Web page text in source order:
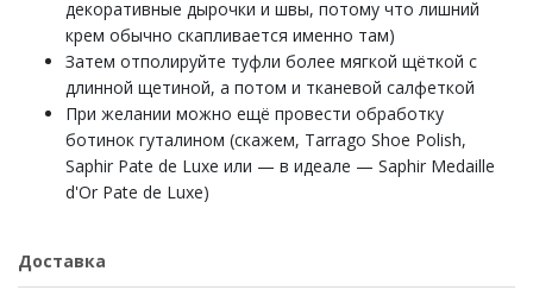
декоративные дырочки и швы, потому что лишний
крем обычно скапливается именно там)
Затем отполируйте туфли более мягкой щёткой с
длинной щетиной, а потом и тканевой салфеткой
При желании можно ещё провести обработку
ботинок гуталином (скажем, Tarrago Shoe Polish,
Saphir Pate de Luxe или — в идеале — Saphir Medaille
d'Or Pate de Luxe)
Доставка